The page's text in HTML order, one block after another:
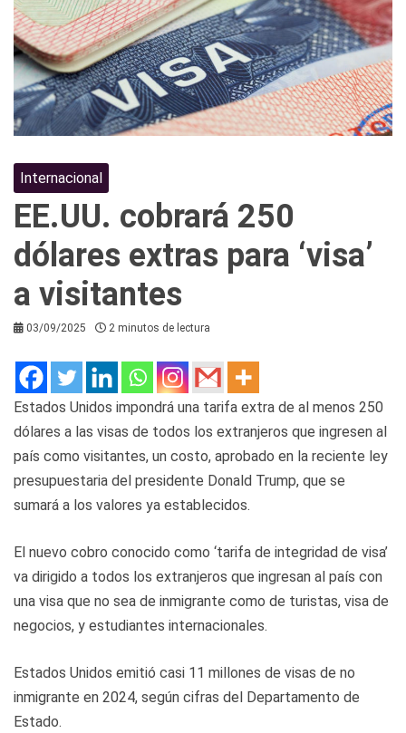
Internacional
EE.UU. cobrará 250
dólares extras para ‘visa’
a visitantes
03/09/2025 2 minutos de lectura
Estados Unidos impondrá una tarifa extra de al menos 250
dólares a las visas de todos los extranjeros que ingresen al
país como visitantes, un costo, aprobado en la reciente ley
presupuestaria del presidente Donald Trump, que se
sumará a los valores ya establecidos.
El nuevo cobro conocido como ‘tarifa de integridad de visa’
va dirigido a todos los extranjeros que ingresan al país con
una visa que no sea de inmigrante como de turistas, visa de
negocios, y estudiantes internacionales.
Estados Unidos emitió casi 11 millones de visas de no
inmigrante en 2024, según cifras del Departamento de
Estado.